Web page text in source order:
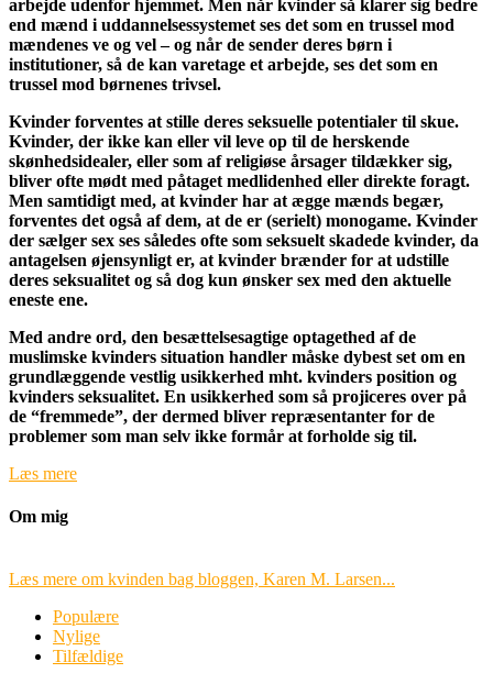
arbejde udenfor hjemmet. Men når kvinder så klarer sig bedre
end mænd i uddannelsessystemet ses det som en trussel mod
mændenes ve og vel – og når de sender deres børn i
institutioner, så de kan varetage et arbejde, ses det som en
trussel mod børnenes trivsel.
Kvinder forventes at stille deres seksuelle potentialer til skue.
Kvinder, der ikke kan eller vil leve op til de herskende
skønhedsidealer, eller som af religiøse årsager tildækker sig,
bliver ofte mødt med påtaget medlidenhed eller direkte foragt.
Men samtidigt med, at kvinder har at ægge mænds begær,
forventes det også af dem, at de er (serielt) monogame. Kvinder
der sælger sex ses således ofte som seksuelt skadede kvinder, da
antagelsen øjensynligt er, at kvinder brænder for at udstille
deres seksualitet og så dog kun ønsker sex med den aktuelle
eneste ene.
Med andre ord, den besættelsesagtige optagethed af de
muslimske kvinders situation handler måske dybest set om en
grundlæggende vestlig usikkerhed mht. kvinders position og
kvinders seksualitet. En usikkerhed som så projiceres over på
de “fremmede”, der dermed bliver repræsentanter for de
problemer som man selv ikke formår at forholde sig til.
Læs mere
Om mig
Læs mere om kvinden bag bloggen, Karen M. Larsen...
Populære
Nylige
Tilfældige